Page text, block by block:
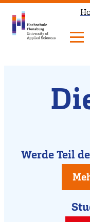
Flensburg
kreativ
Werde Teil